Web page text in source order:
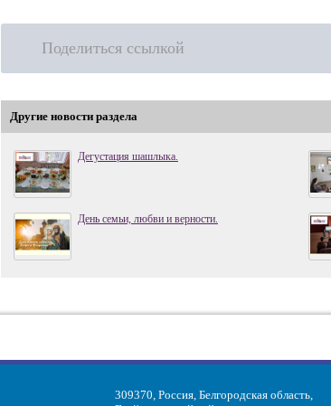
Поделиться ссылкой
Другие новости раздела
Дегустация шашлыка.
День семьи, любви и верности.
309370, Россия, Белгородская область,